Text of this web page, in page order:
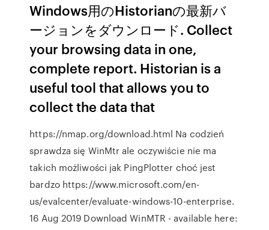
Windows用のHistorianの最新バ
ージョンをダウンロード. Collect
your browsing data in one,
complete report. Historian is a
useful tool that allows you to
collect the data that
https://nmap.org/download.html Na codzień
sprawdza się WinMtr ale oczywiście nie ma
takich możliwości jak PingPlotter choć jest
bardzo https://www.microsoft.com/en-
us/evalcenter/evaluate-windows-10-enterprise.
16 Aug 2019 Download WinMTR - available here: